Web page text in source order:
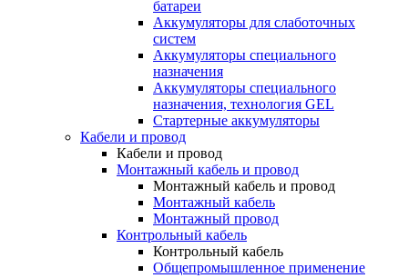
батареи
Аккумуляторы для слаботочных
систем
Аккумуляторы специального
назначения
Аккумуляторы специального
назначения, технология GEL
Стартерные аккумуляторы
Кабели и провод
Кабели и провод
Монтажный кабель и провод
Монтажный кабель и провод
Монтажный кабель
Монтажный провод
Контрольный кабель
Контрольный кабель
Общепромышленное применение